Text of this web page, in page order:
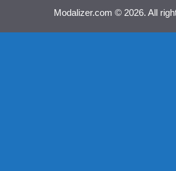
Modalizer.com © 2026. All